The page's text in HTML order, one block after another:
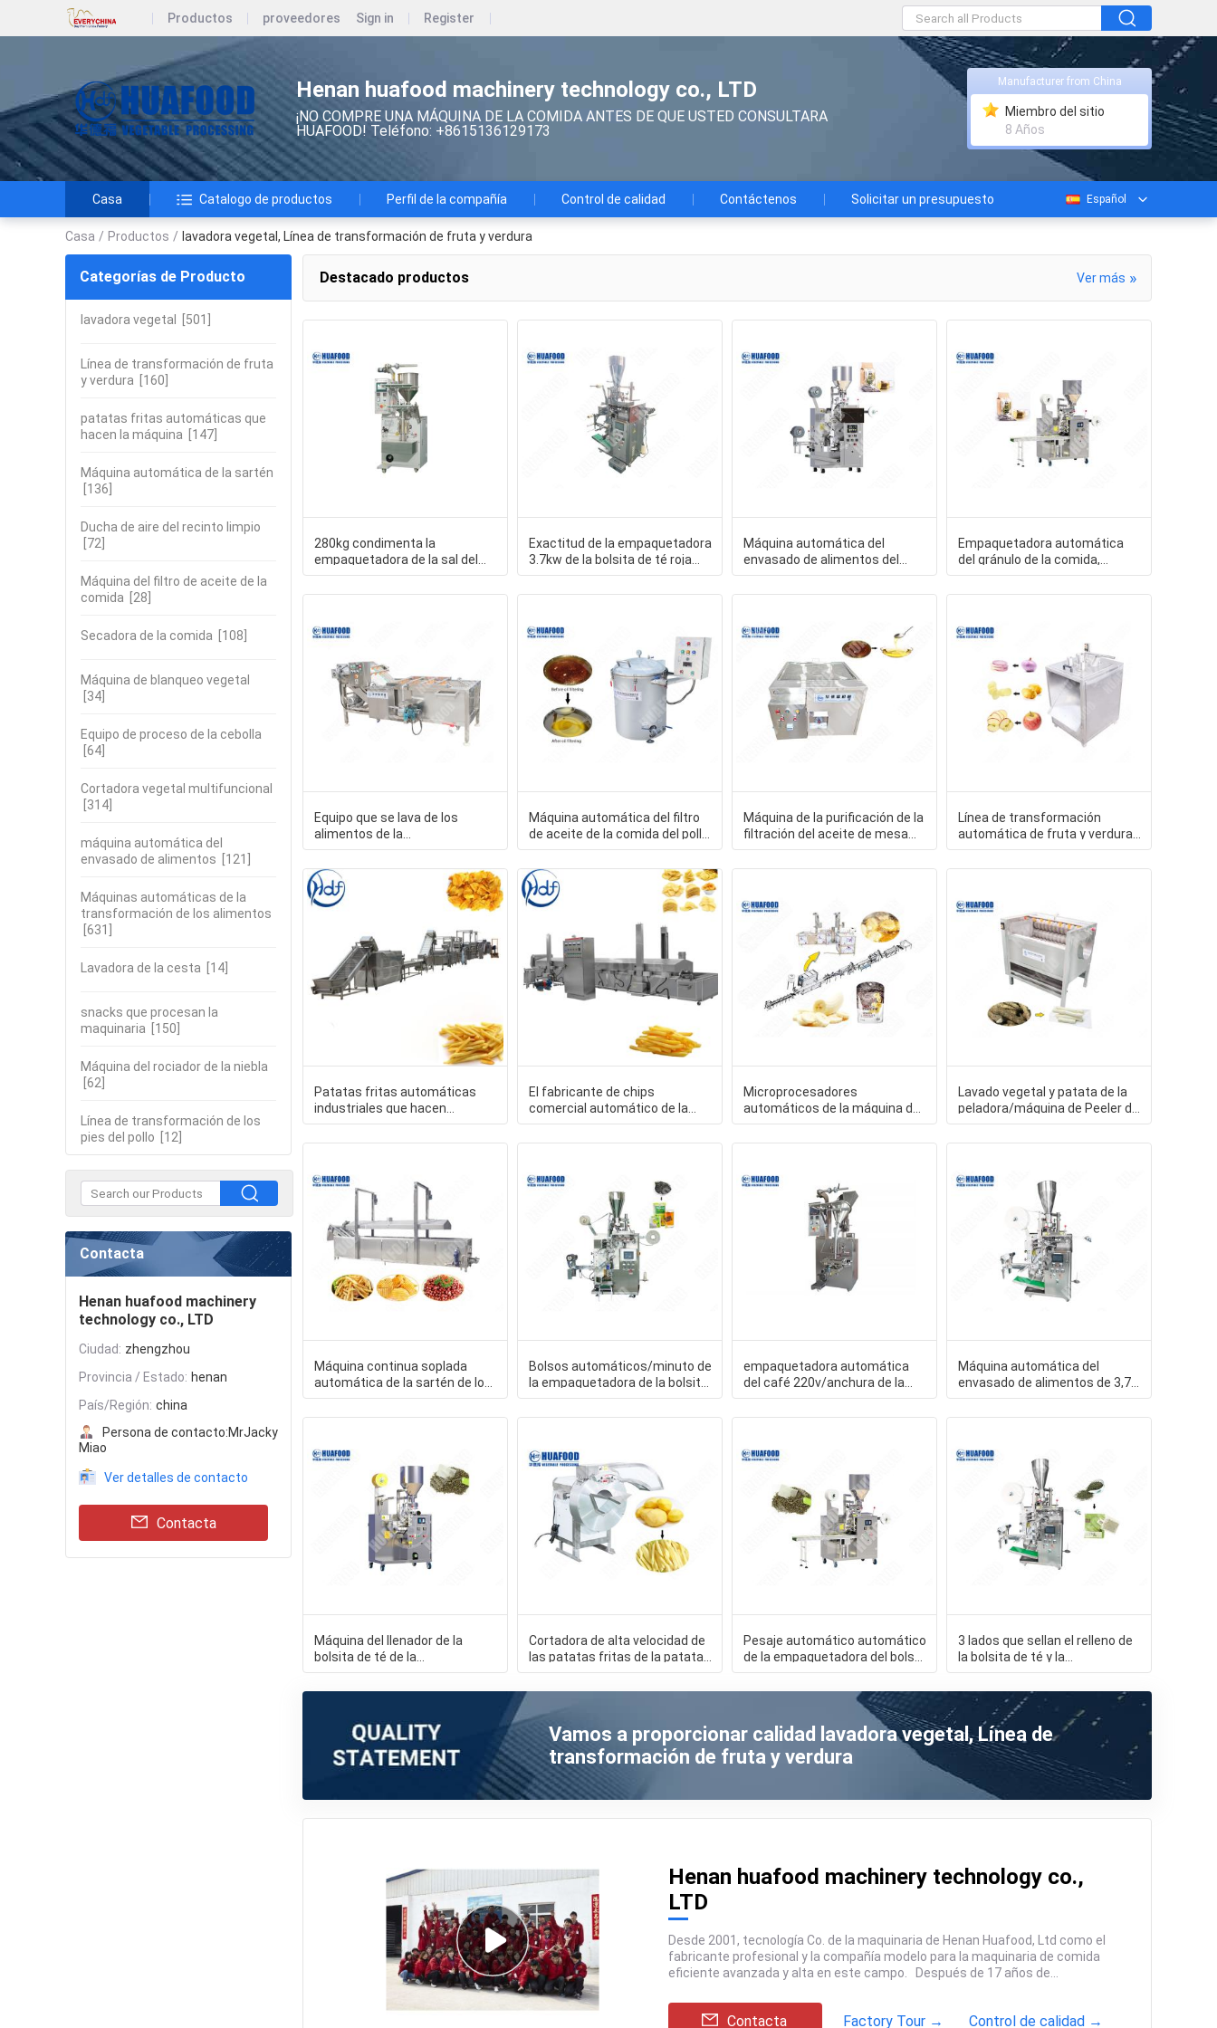
Productos proveedores Sign in Register
Henan huafood machinery technology co., LTD
¡NO COMPRE UNA MÁQUINA DE LA COMIDA ANTES DE QUE USTED CONSULTARA
HUAFOOD! Teléfono: +8615136129173
Manufacturer from China
Miembro del sitio
8 Años
Casa Catalogo de productos Perfil de la compañía Control de calidad Contáctenos Solicitar un presupuesto Español
Casa / Productos / lavadora vegetal, Línea de transformación de fruta y verdura
Categorías de Producto
lavadora vegetal [501]
Línea de transformación de fruta
y verdura [160]
patatas fritas automáticas que
hacen la máquina [147]
Máquina automática de la sartén
[136]
Ducha de aire del recinto limpio
[72]
Máquina del filtro de aceite de la
comida [28]
Secadora de la comida [108]
Máquina de blanqueo vegetal
[34]
Equipo de proceso de la cebolla
[64]
Cortadora vegetal multifuncional
[314]
máquina automática del
envasado de alimentos [121]
Máquinas automáticas de la
transformación de los alimentos
[631]
Lavadora de la cesta [14]
snacks que procesan la
maquinaria [150]
Máquina del rociador de la niebla
[62]
Línea de transformación de los
pies del pollo [12]
Contacta
Henan huafood machinery
technology co., LTD
Ciudad: zhengzhou
Provincia / Estado: henan
País/Región: china
Persona de contacto:MrJacky
Miao
Ver detalles de contacto
Contacta
Destacado productos Ver más »
280kg condimenta la
empaquetadora de la sal del
polvo, empaquetadora del café
Exactitud de la empaquetadora
3.7kw de la bolsita de té roja
sana alta
Máquina automática del
envasado de alimentos del
acero inoxidable para la
Empaquetadora automática
del gránulo de la comida,
empaquetadora multi de la
Equipo que se lava de los
alimentos de la
transformación de la fruta y
verdura
Máquina automática del filtro
de aceite de la comida del pollo
frito de la m
Máquina de la purificación de la
filtración del aceite de mesa
del filtro de
Línea de transformación
automática de fruta y verdura
rebanadora de las patatas
Patatas fritas automáticas
industriales que hacen
máquina el ISO de calefacción
El fabricante de chips
comercial automático de la
patata, papases fritas de la
Microprocesadores
automáticos de la máquina de
proceso de los
microprocesadores
Lavado vegetal y patata de la
peladora/máquina de Peeler de
la cúrcuma/de la
Máquina continua soplada
automática de la sartén de los
bocados, patatas fritas
Bolsos automáticos/minuto de
la empaquetadora de la bolsita
de té de la
empaquetadora automática
del café 220v/anchura de la
película de la empaquetador
Máquina automática del
envasado de alimentos de 3,7
kilovatios para el pequeño
Máquina del llenador de la
bolsita de té de la
empaquetadora de la bolsa del
té
Cortadora de alta velocidad de
las patatas fritas de la patata
de los alimentos
Pesaje automático automático
de la empaquetadora del bolso
de la máquina de
3 lados que sellan el relleno de
la bolsita de té y la
empaquetadora del té de
Vamos a proporcionar calidad lavadora vegetal, Línea de
transformación de fruta y verdura
Henan huafood machinery technology co.,
LTD
Desde 2001, tecnología Co. de la maquinaria de Henan Huafood, Ltd como el
fabricante profesional y la compañía modelo para la maquinaria de comida
eficiente avanzada y alta en este campo. Después de 17 años de...
Contacta Factory Tour → Control de calidad →